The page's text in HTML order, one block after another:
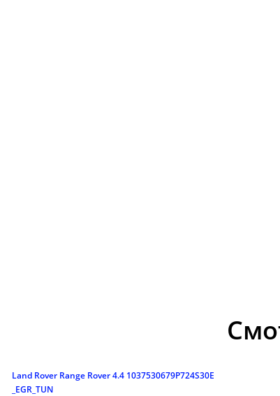
Land Rover Range Rover 4.4 1037530679P724S30E
_EGR_TUN